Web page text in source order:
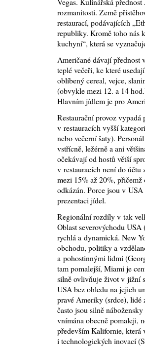
rozmanitosti. Země
restaurací, podávajících
republiky. Kromě toho nás
kuchyní“, která se
Američané dávají přednost
teplé večeři, ke které
oblíbený cereal, vejce,
(obvykle mezi 12. a 14
Hlavním jídlem je pro
Restaurační provoz
v restauracích vyšší
nebo večerní šaty).
vstřícně, ležérně a ani
očekávají od hostů větší
v restauracích není do účtu
mezi 15% až 20%,
odkázán. Porce jsou v
prezentaci jídel.
Regionální rozdíly v tak
Oblast severovýchodu
rychlá a dynamická. New
obchodu, politiky a
a pohostinnými lidmi
tam pomalejší, Miami je
silně ovlivňuje život v jižní
USA bez ohledu na jejich
pravé Ameriky (srdce),
často jsou silně
vnímána obecně pomaleji,
především Kalifornie, která
i technologických inovací